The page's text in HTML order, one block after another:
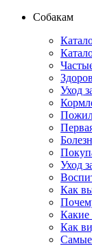
Собакам
Уход
Уход
Как
Какие
Как
Самые